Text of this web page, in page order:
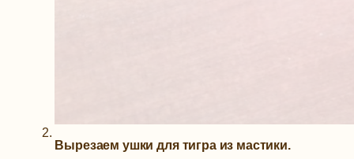
Вырезаем ушки для тигра из мастики.